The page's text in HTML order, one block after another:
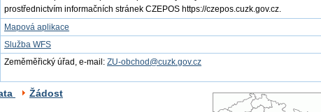
prostřednictvím informačních stránek CZEPOS https://czepos.cuzk.gov.cz.
Mapová aplikace
Služba WFS
Zeměměřický úřad, e-mail: ZU-obchod@cuzk.gov.cz
Žádost